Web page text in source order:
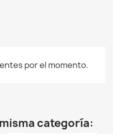
por el momento.
categoría: